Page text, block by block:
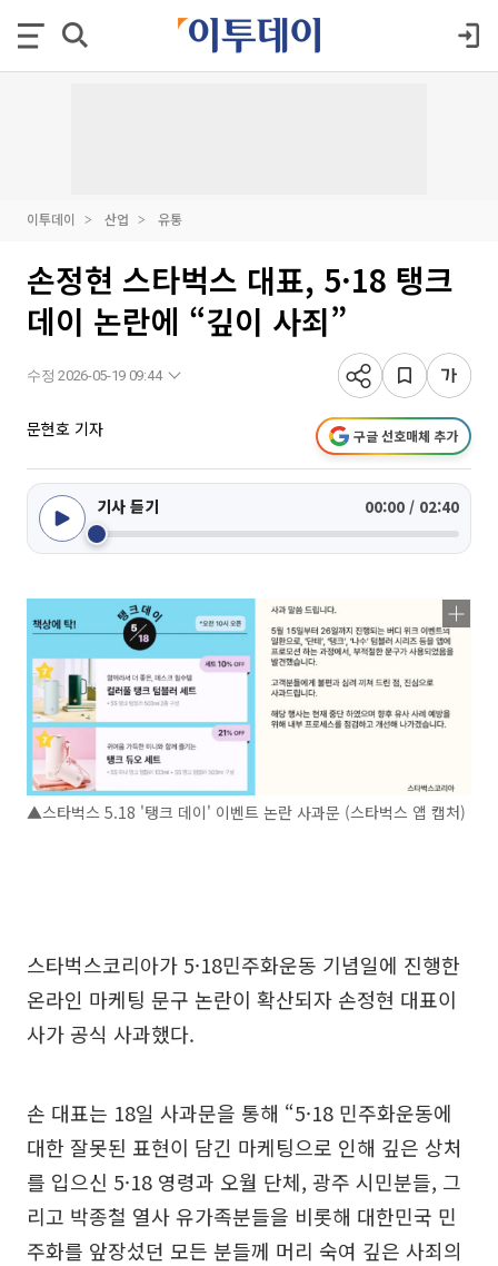
이투데이 산업 유통
손정현 스타벅스 대표, 5·18 탱크
데이 논란에 “깊이 사죄”
수정 2026-05-19 09:44
문현호 기자 구글 선호매체 추가
기사 듣기 00:00 / 02:40
▲스타벅스 5.18 '탱크 데이' 이벤트 논란 사과문 (스타벅스 앱 캡처)
스타벅스코리아가 5·18민주화운동 기념일에 진행한
온라인 마케팅 문구 논란이 확산되자 손정현 대표이
사가 공식 사과했다.
손 대표는 18일 사과문을 통해 “5·18 민주화운동에
대한 잘못된 표현이 담긴 마케팅으로 인해 깊은 상처
를 입으신 5·18 영령과 오월 단체, 광주 시민분들, 그
리고 박종철 열사 유가족분들을 비롯해 대한민국 민
주화를 앞장섰던 모든 분들께 머리 숙여 깊은 사죄의